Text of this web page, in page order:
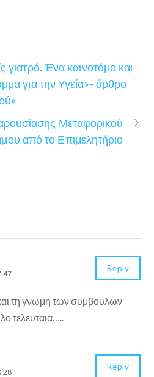
γιατρό. Ένα καινοτόμο και
για την Υγεία»- άρθρο
Μεταφορικού
από το Επιμελητήριο
τη γνωμη των συμβουλων
τελευταια…..
Reply
Reply